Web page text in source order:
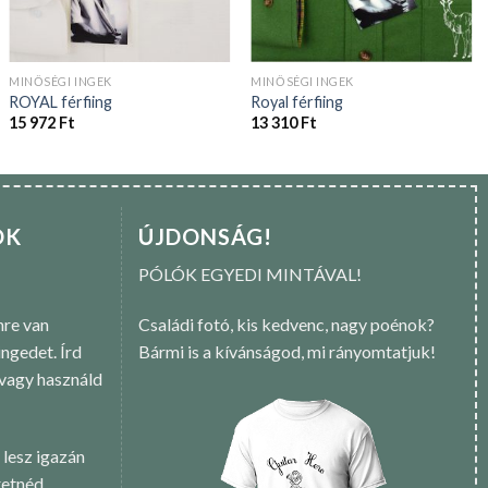
MINŐSÉGI INGEK
ROYAL férfiing
15 972 Ft
MINŐSÉGI INGEK
Royal férfiing
13 310Ft
van
Írd
használd
igazán
ÚJDONSÁG!
PÓLÓK EGYEDI MINTÁVAL!
Családi fotó, kis kedvenc, nagy poénok?
Bármi is a kívánságod, mi rányomtatjuk!